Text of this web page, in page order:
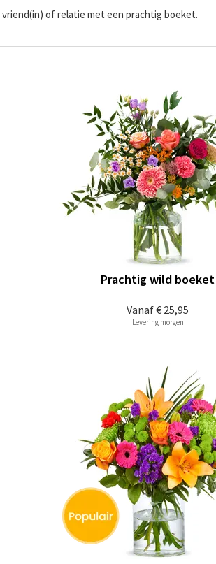
of relatie met een prachtig boeket.
Vanaf€ 25,95
Prachtig wild boeket
Levering morgen